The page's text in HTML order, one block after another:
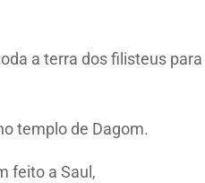
a terra dos filisteus para
templo de Dagom.
feito a Saul,